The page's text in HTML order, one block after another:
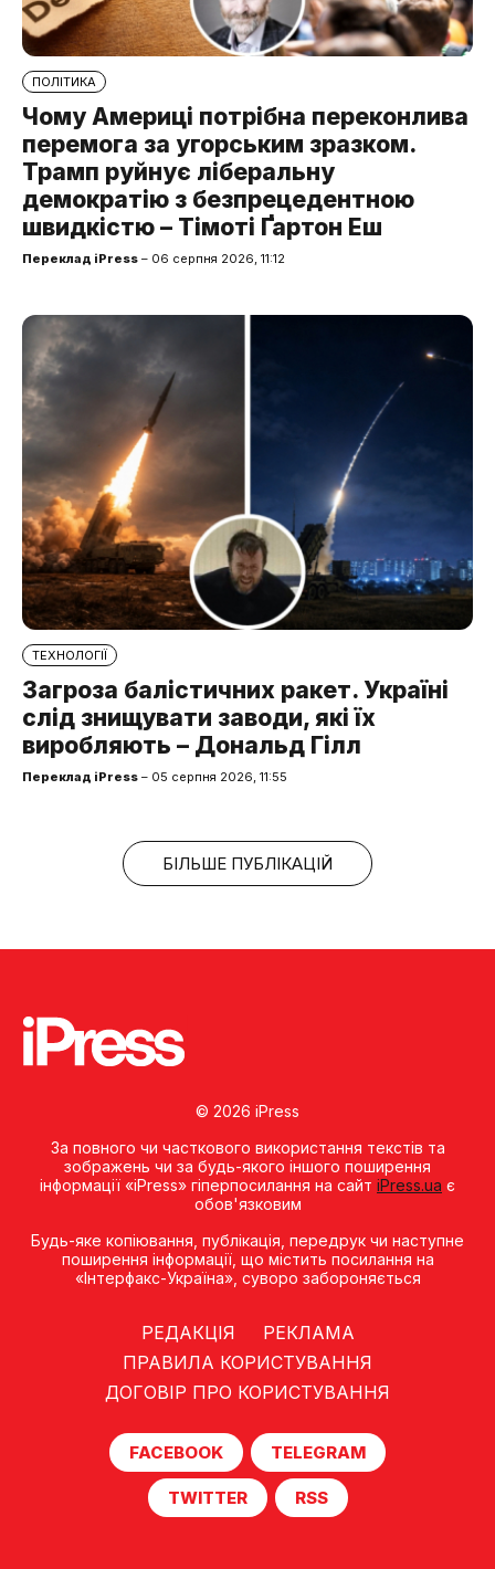
ПОЛІТИКА
Чому Америці потрібна переконлива
перемога за угорським зразком.
Трамп руйнує ліберальну
демократію з безпрецедентною
швидкістю – Тімоті Ґартон Еш
Переклад iPress – 06 серпня 2026, 11:12
ТЕХНОЛОГІЇ
Загроза балістичних ракет. Україні
слід знищувати заводи, які їх
виробляють – Дональд Гілл
Переклад iPress – 05 серпня 2026, 11:55
БІЛЬШЕ ПУБЛІКАЦІЙ
© 2026 iPress
За повного чи часткового використання текстів та
зображень чи за будь-якого іншого поширення
інформації «iPress» гіперпосилання на сайт iPress.ua є
обов'язковим
Будь-яке копiювання, публiкацiя, передрук чи наступне
поширення iнформацiї, що мiстить посилання на
«Iнтерфакс-Україна», суворо забороняється
РЕДАКЦІЯ
РЕКЛАМА
ПРАВИЛА КОРИСТУВАННЯ
ДОГОВІР ПРО КОРИСТУВАННЯ
FACEBOOK TELEGRAM
TWITTER RSS